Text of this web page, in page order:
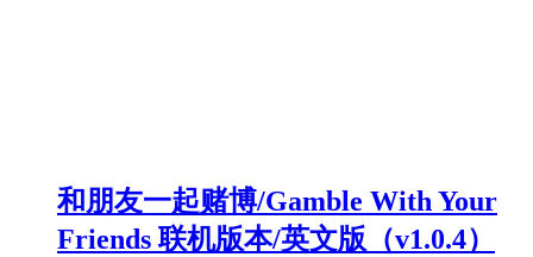
和朋友一起赌博/Gamble With Your
Friends 联机版本/英文版（v1.0.4）